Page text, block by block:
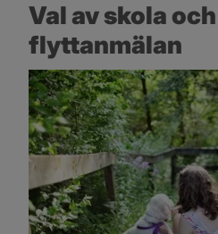
Val av skola och
flyttanmälan